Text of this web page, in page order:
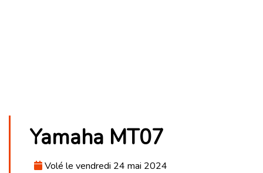
Yamaha MT07
Volé le vendredi 24 mai 2024